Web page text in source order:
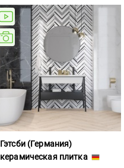
Гэтсби (Германия)
керамическая плитка